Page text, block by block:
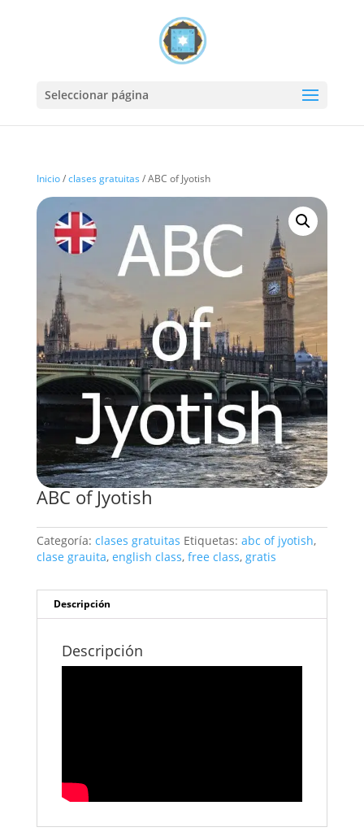
Seleccionar página
Inicio/clases gratuitas / ABC of Jyotish
ABC of Jyotish
Categoría: clases gratuitas Etiquetas: abc of jyotish,
clase grauita, english class, free class, gratis
Descripción
Descripción